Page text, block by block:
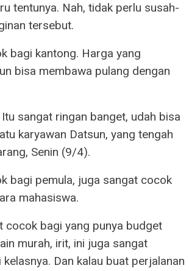
tentunya. Nah, tidak perlu susah-
tersebut.
bagi kantong. Harga yang
bisa membawa pulang dengan
sangat ringan banget, udah bisa
karyawan Datsun, yang tengah
Senin (9/4).
bagi pemula, juga sangat cocok
mahasiswa.
cocok bagi yang punya budget
murah, irit, ini juga sangat
kelasnya. Dan kalau buat perjalanan